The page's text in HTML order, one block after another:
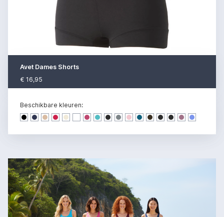
Avet Dames Shorts
€ 16,95
Beschikbare kleuren:
Dark denim
Dark denim
Dark denim
Dark denim
Dark denim
Dark denim
Dark denim
Dark denim
Dark denim
Dark denim
Dark denim
Dark denim
Dark denim
Dark denim
Dark denim
Dark denim
Dark